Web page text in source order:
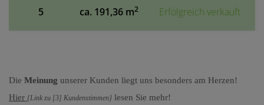
5
ca. 191,36 m2 Erfolgreich verkauft
Die Meinung unserer Kunden liegt uns besonders am Herzen!
Hier {Link zu [3] Kundenstimmen} lesen Sie mehr!